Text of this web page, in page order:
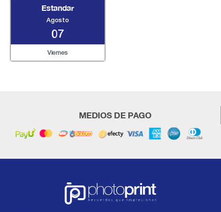
Estandar
Agosto
07
Viernes
MEDIOS DE PAGO